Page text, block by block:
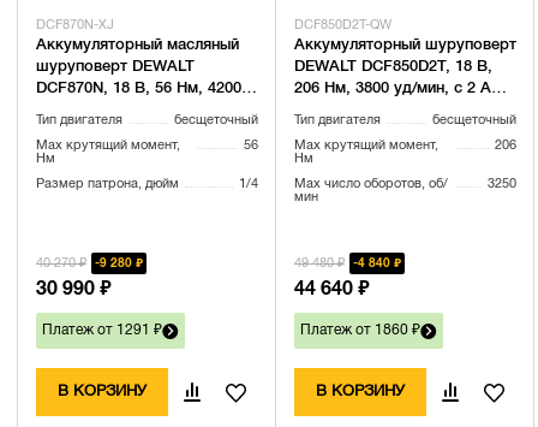
DCF870N-XJ
Аккумуляторный масляный
шуруповерт DEWALT
DCF870N, 18 В, 56 Нм, 4200
Тип двигателя бесщеточный
Max крутящий момент,
Нм
56
Размер патрона, дюйм 1/4
40 270 ₽ 9 280 ₽
30 990 ₽
Платеж от 1291 ₽
В КОРЗИНУ
DCF850D2T-QW
Аккумуляторный шуруповерт
DEWALT DCF850D2T, 18 В,
206 Нм, 3800 уд/мин, с 2 АКБ
Тип двигателя бесщеточный
Max крутящий момент,
Нм
206
Max число оборотов, об/
мин
3250
49 480 ₽ 4 840 ₽
44 640 ₽
Платеж от 1860 ₽
В КОРЗИНУ